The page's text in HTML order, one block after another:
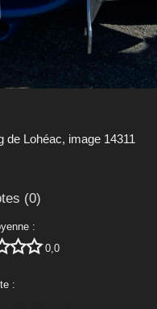
de Lohéac, image 14311
(0)
:
 0,0
: